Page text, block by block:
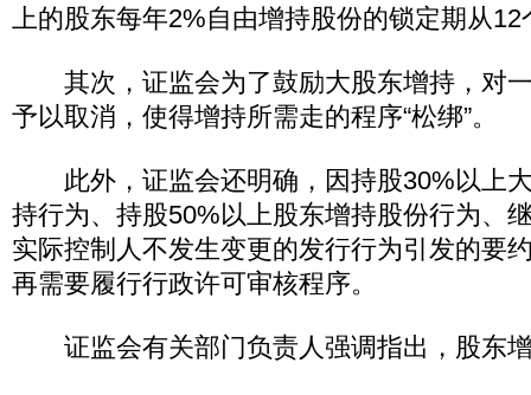
上的股东每年2%自由增持股份的锁定期从
其次，证监会为了鼓励大股东增持，对
予以取消，使得增持所需走的程序“松绑”。
此外，证监会还明确，因持股30%以上
持行为、持股50%以上股东增持股份行为、
实际控制人不发生变更的发行行为引发的要
再需要履行行政许可审核程序。
证监会有关部门负责人强调指出，股东